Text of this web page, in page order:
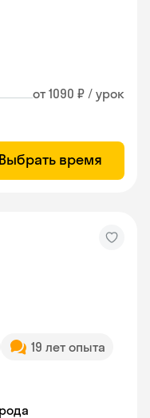
от 1090 ₽ / урок
Выбрать время
19 лет опыта